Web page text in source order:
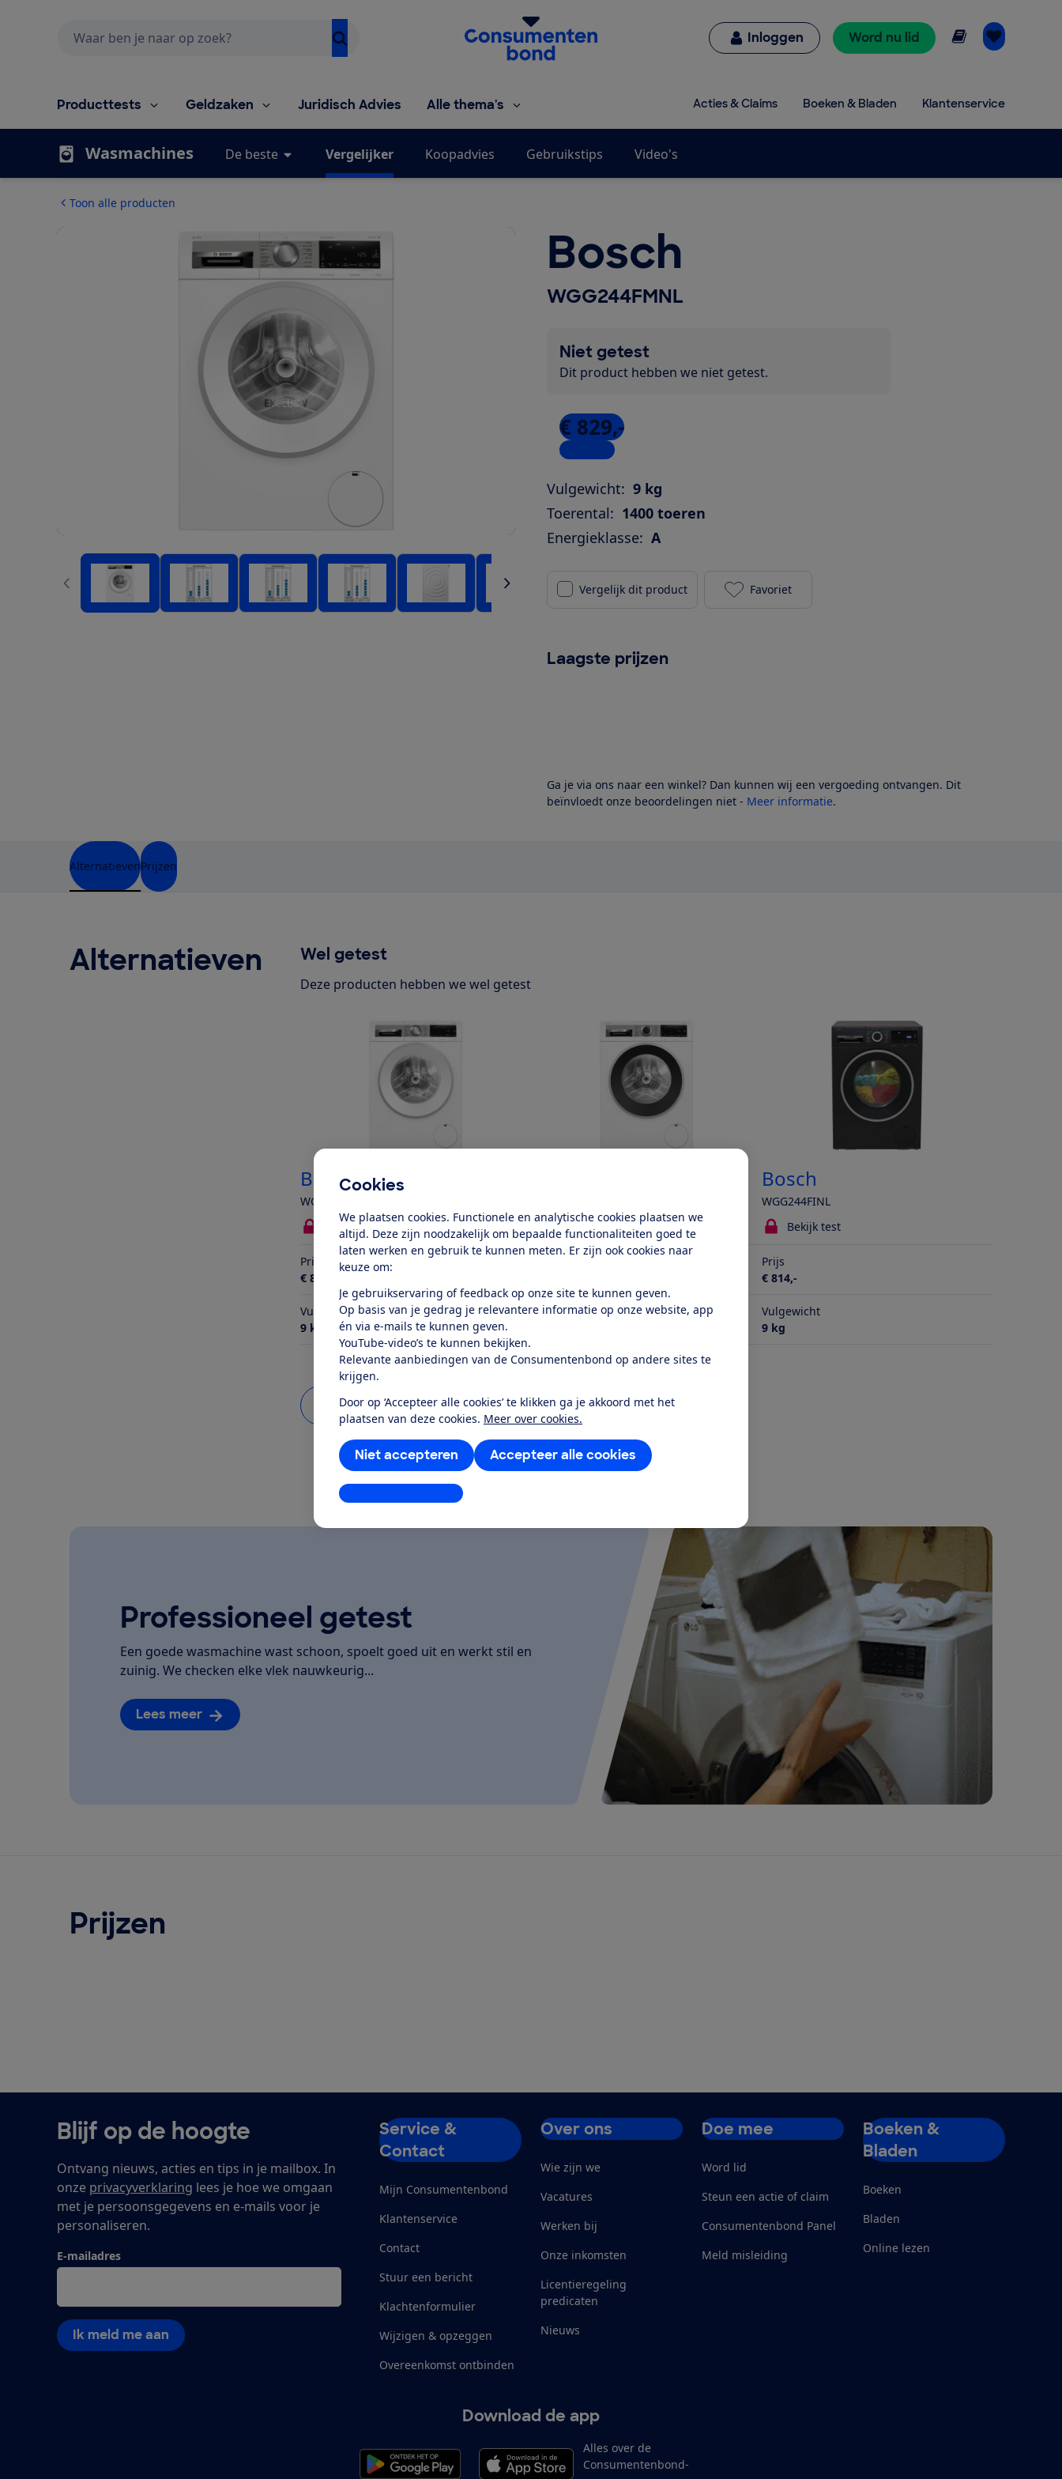
Cookies
We plaatsen cookies. Functionele en analytische cookies plaatsen we
altijd. Deze zijn noodzakelijk om bepaalde functionaliteiten goed te
laten werken en gebruik te kunnen meten. Er zijn ook cookies naar
keuze om:
Je gebruikservaring of feedback op onze site te kunnen geven.
Op basis van je gedrag je relevantere informatie op onze website, app
én via e-mails te kunnen geven.
YouTube-video’s te kunnen bekijken.
Relevante aanbiedingen van de Consumentenbond op andere sites te
krijgen.
Door op ‘Accepteer alle cookies’ te klikken ga je akkoord met het
plaatsen van deze cookies. Meer over cookies.
Accepteer alle cookies
Niet accepteren
Instellingen aanpassen
Homepage van de Consumentenbond
Inloggen Word nu lid Online lezen
Producttests Geldzaken Juridisch Advies Alle thema's Acties & Claims Boeken & Bladen Klantenservice
Wasmachines De beste Vergelijker Koopadvies Gebruikstips Video's
Toon alle producten
Bosch
WGG244FMNL
Niet getest
Dit product hebben we niet getest.
€ 829,-
2 winkels
Vulgewicht: 9 kg
Toerental: 1400 toeren
Energieklasse: A
Vergelijk dit product Bosch WGG244FMNL toevoegen aan je favorieten
Favoriet
Laagste prijzen
Ga je via ons naar een winkel? Dan kunnen wij een vergoeding ontvangen. Dit
beïnvloedt onze beoordelingen niet - Meer informatie.
AlternatievenPrijzen
Alternatieven Wel getest
Deze producten hebben we wel getest
Bosch
WGG244ZMNL
Bosch
WGG244FINL
Bekijk test
Bekijk test Bekijk test
Prijs
€ 829,-
Prijs
€ 814,-
Vulgewicht
9 kg
Vulgewicht
Vulgewicht
9 kg
Bekijk alle geteste producten
Professioneel getest
Een goede wasmachine wast schoon, spoelt goed uit en werkt stil en
zuinig. We checken elke vlek nauwkeurig...
Lees meer
Prijzen
Blijf op de hoogte
Ontvang nieuws, acties en tips in je mailbox. In
onze privacyverklaring lees je hoe we omgaan
met je persoonsgegevens en e-mails voor je
personaliseren.
E-mailadres
Ik meld me aan
Service &
Contact
Mijn Consumentenbond
Klantenservice
Contact
Stuur een bericht
Klachtenformulier
Wijzigen & opzeggen
Overeenkomst ontbinden
Over ons
Wie zijn we
Vacatures
Werken bij
Onze inkomsten
Licentieregeling
predicaten
Nieuws
Doe mee
Word lid
Steun een actie of claim
Consumentenbond Panel
Meld misleiding
Boeken &
Bladen
Boeken
Bladen
Online lezen
Download de app
Alles over de
Consumentenbond-